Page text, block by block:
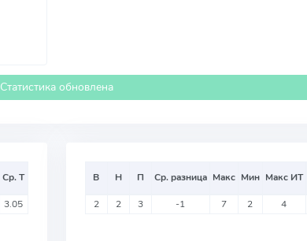
Статистика обновлена
Ср. Т
3.05
В Н П Ср. разница Макс Мин Макс ИТ
2 2 3 -1 7 2 4